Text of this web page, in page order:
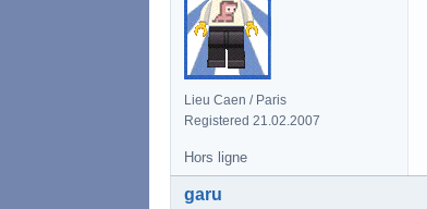
Lieu Caen / Paris
Registered 21.02.2007
Hors ligne
garu